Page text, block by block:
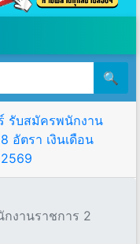
🔍
รับสมัครพนักงาน
อัตรา เงินเดือน
งานราชการ 2